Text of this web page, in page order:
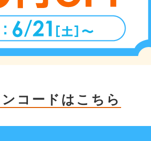
コードはこちら